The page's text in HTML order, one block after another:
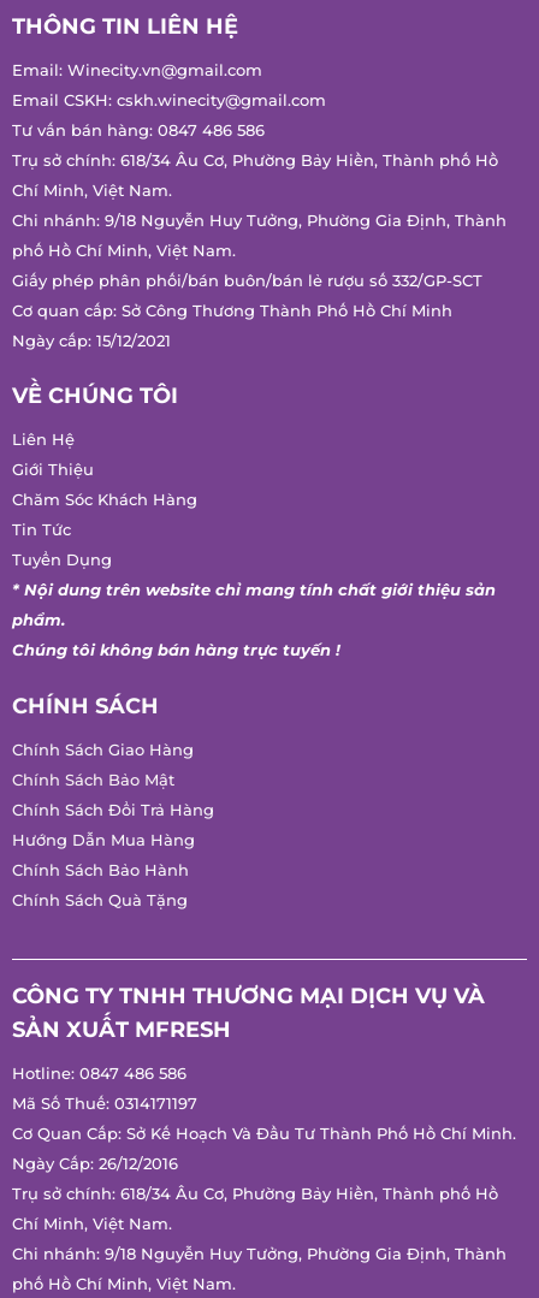
Không có bình luận nào
THÔNG TIN LIÊN HỆ
Email:Winecity.vn@gmail.com
Email CSKH:cskh.winecity@gmail.com
Tư vấn bán hàng:0847 486 586
Trụ sở chính: 618/34 Âu Cơ, Phường Bảy Hiền, Thành phố Hồ
Chí Minh, Việt Nam.
Chi nhánh: 9/18 Nguyễn Huy Tưởng, Phường Gia Định, Thành
phố Hồ Chí Minh, Việt Nam.
Cơ quan cấp: Sở Công Thương Thành Phố Hồ Chí Minh
VỀ CHÚNG TÔI
Liên Hệ
Giới Thiệu
Chăm Sóc Khách Hàng
Tin Tức
Tuyển Dụng
phẩm.
CHÍNH SÁCH
Chính Sách Giao Hàng
Chính Sách Bảo Mật
Chính Sách Đổi Trả Hàng
Chính Sách Bảo Hành
Chính Sách Quà Tặng
CÔNG TY TNHH THƯƠNG MẠI DỊCH VỤ VÀ
SẢN XUẤT MFRESH
Hotline:0847 486 586
Mã Số Thuế: 0314171197
Cơ Quan Cấp: Sở Kế Hoạch Và Đầu Tư Thành Phố Hồ Chí
Minh.
Ngày Cấp: 26/12/2016